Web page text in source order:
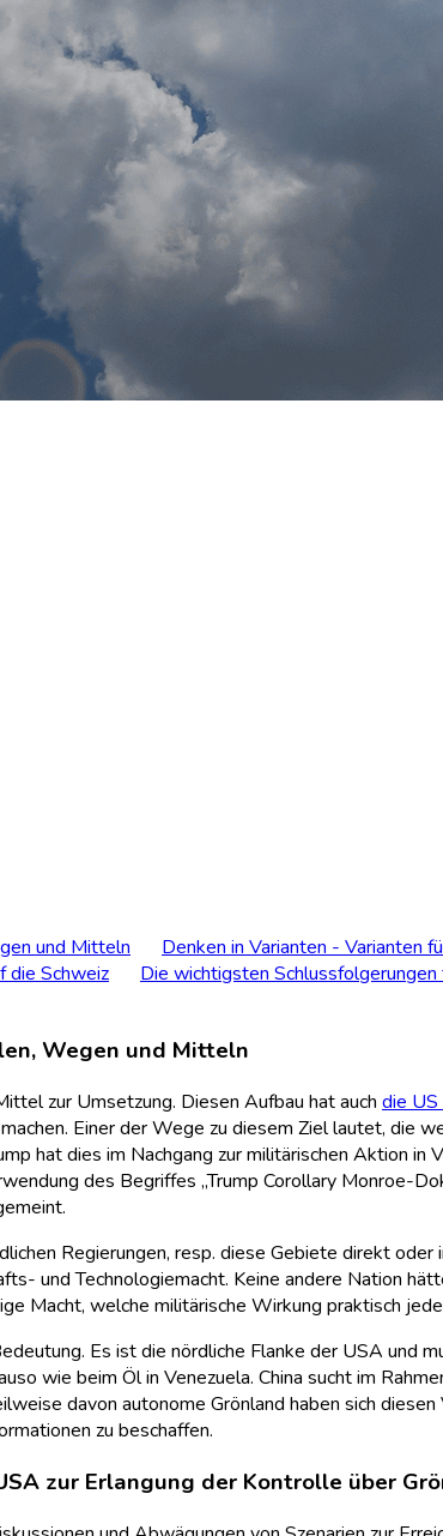
und Mitteln Denken in Varianten - Varianten
die Schweiz Die wichtigsten Schlussfolgerungen
Wegen und Mitteln
zur Umsetzung. Diesen Aufbau hat auch die
Einer der Wege zu diesem Ziel lautet, die
hat dies im Nachgang zur militärischen Aktion
des Begriffes „Trump Corollary Monroe-
Regierungen, resp. diese Gebiete direkt
und Technologiemacht. Keine andere Nation
Macht, welche militärische Wirkung praktisch
Es ist die nördliche Flanke der USA
wie beim Öl in Venezuela. China sucht im
davon autonome Grönland haben sich
zu beschaffen.
zur Erlangung der Kontrolle über